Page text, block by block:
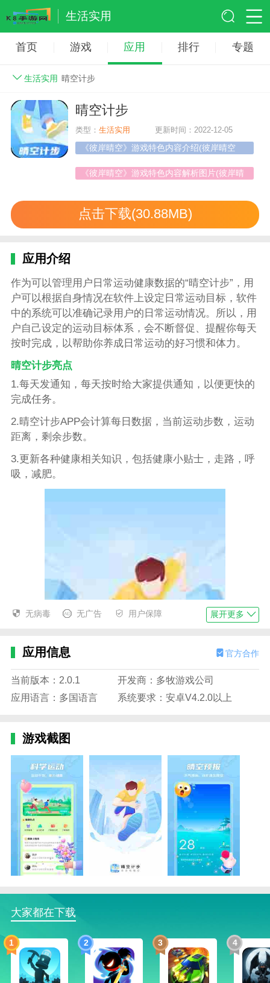
生活实用
首页 游戏 应用 排行 专题
生活实用 晴空计步
晴空计步
类型：生活实用 更新时间：2022-12-05
《彼岸晴空》游戏特色内容介绍(彼岸晴空
《彼岸晴空》游戏特色内容解析图片(彼岸晴
点击下载(30.88MB)
应用介绍
作为可以管理用户日常运动健康数据的“晴空计步”，用
户可以根据自身情况在软件上设定日常运动目标，软件
中的系统可以准确记录用户的日常运动情况。所以，用
户自己设定的运动目标体系，会不断督促、提醒你每天
按时完成，以帮助你养成日常运动的好习惯和体力。
晴空计步亮点
1.每天发通知，每天按时给大家提供通知，以便更快的
完成任务。
2.晴空计步APP会计算每日数据，当前运动步数，运动
距离，剩余步数。
3.更新各种健康相关知识，包括健康小贴士，走路，呼
吸，减肥。
晴空计步函数
1.晴空计步APP每天根据每日排名和体育大神的具体运
动阶段生成专属榜单。
都可以清楚的看到。
3.记录饮用水和日常饮用水信息。任何人都可以随时检
查自己一天喝了多少水。
晴空计步优势
1.晴空计步APP提供睡眠注册，记录每天的睡眠时间，
无病毒 无广告 用户保障 展开更多
应用信息 官方合作
当前版本：2.0.1
开发商：多牧游戏公司
应用语言：多国语言
系统要求：安卓V4.2.0以上
游戏截图
大家都在下载
1 2 3 4